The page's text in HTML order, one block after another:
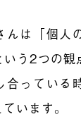
んは「個人
う2つの観
合っている
います。